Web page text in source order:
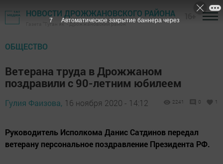
НОВОСТИ ДРОЖЖАНОВСКОГО РАЙОНА
Газета "Туган як" - Дрожжановский район
ОБЩЕСТВО
Ветерана труда в Дрожжаном
поздравили с 90-летним юбилеем
Гулия Фаизова, 16 ноября 2020 - 14:12 2241 0 1
Руководитель Исполкома Данис Сатдинов передал
ветерану персональное поздравление Президента РФ.
6 Автоматическое закрытие баннера через